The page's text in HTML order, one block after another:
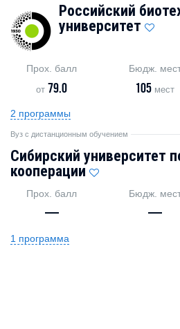
Российский
университет
Прох. балл
от 79.0
Бюдж.
105 мест
2 программы
Вуз с дистанционным обучением
Сибирский университет
кооперации
Прох. балл
—
Бюдж.
—
1 программа